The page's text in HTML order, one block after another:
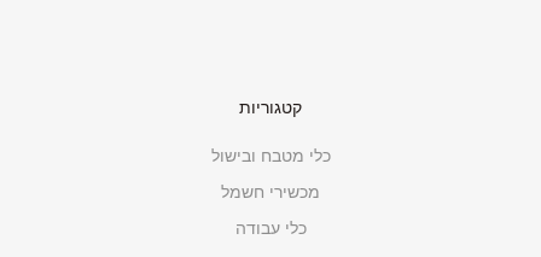
קטגוריות
כלי מטבח ובישול
מכשירי חשמל
כלי עבודה